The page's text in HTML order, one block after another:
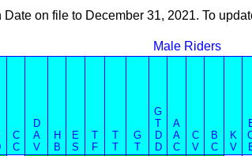
on file to December 31, 2021. To
Male Riders
C
C
D
A
V
H
B
E
S
T
F
T
T
G
T
G
T
D
D
A
A
C
C
V
B
C
K
V